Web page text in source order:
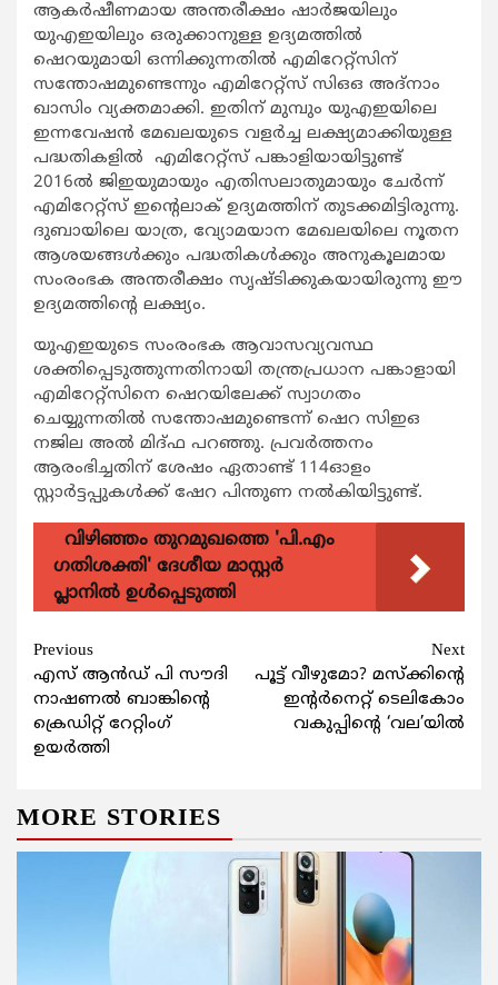
ആകര്‍ഷീണമായ അന്തരീക്ഷം ഷാര്‍ജയിലും
യുഎഇയിലും ഒരുക്കാനുള്ള ഉദ്യമത്തില്‍
ഷെറയുമായി ഒന്നിക്കുന്നതില്‍ എമിറേറ്റ്‌സിന്
സന്തോഷമുണ്ടെന്നും എമിറേറ്റ്‌സ് സിഒഒ അദ്‌നാം
ഖാസിം വ്യക്തമാക്കി. ഇതിന് മുമ്പും യുഎഇയിലെ
ഇന്നവേഷന്‍ മേഖലയുടെ വളര്‍ച്ച ലക്ഷ്യമാക്കിയുള്ള
പദ്ധതികളില്‍ എമിറേറ്റ്‌സ് പങ്കാളിയായിട്ടുണ്ട്
2016ല്‍ ജിഇയുമായും എതിസലാതുമായും ചേര്‍ന്ന്
എമിറേറ്റ്‌സ് ഇന്റെലാക് ഉദ്യമത്തിന് തുടക്കമിട്ടിരുന്നു.
ദുബായിലെ യാത്ര, വ്യോമയാന മേഖലയിലെ നൂതന
ആശയങ്ങള്‍ക്കും പദ്ധതികള്‍ക്കും അനുകൂലമായ
സംരംഭക അന്തരീക്ഷം സൃഷ്ടിക്കുകയായിരുന്നു ഈ
ഉദ്യമത്തിന്റെ ലക്ഷ്യം.
യുഎഇയുടെ സംരംഭക ആവാസവ്യവസ്ഥ
ശക്തിപ്പെടുത്തുന്നതിനായി തന്ത്രപ്രധാന പങ്കാളായി
എമിറേറ്റ്‌സിനെ ഷെറയിലേക്ക് സ്വാഗതം
ചെയ്യുന്നതില്‍ സന്തോഷമുണ്ടെന്ന് ഷെറ സിഇഒ
നജില അല്‍ മിദ്ഫ പറഞ്ഞു. പ്രവര്‍ത്തനം
ആരംഭിച്ചതിന് ശേഷം ഏതാണ്ട് 114ഓളം
സ്റ്റാര്‍ട്ടപ്പുകള്‍ക്ക് ഷേറ പിന്തുണ നല്‍കിയിട്ടുണ്ട്.
വിഴിഞ്ഞം തുറമുഖത്തെ 'പി.എം
ഗതിശക്തി' ദേശീയ മാസ്റ്റർ
പ്ലാനിൽ ഉൾപ്പെടുത്തി
Continue
Reading
Previous
എസ് ആന്‍ഡ് പി സൗദി
നാഷണല്‍ ബാങ്കിന്റെ
ക്രെഡിറ്റ് റേറ്റിംഗ്
ഉയര്‍ത്തി
Next
പൂട്ട് വീഴുമോ? മസ്ക്കിന്‍റെ
ഇന്‍റര്‍നെറ്റ് ടെലികോം
വകുപ്പിന്‍റെ ‘വല’യില്‍
MORE STORIES